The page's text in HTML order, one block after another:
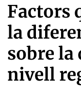
Factors
la
sobre la
nivell